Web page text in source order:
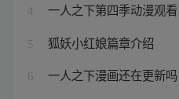
4 一人之下第四季动漫观看
5 狐妖小红娘篇章介绍
6 一人之下漫画还在更新吗